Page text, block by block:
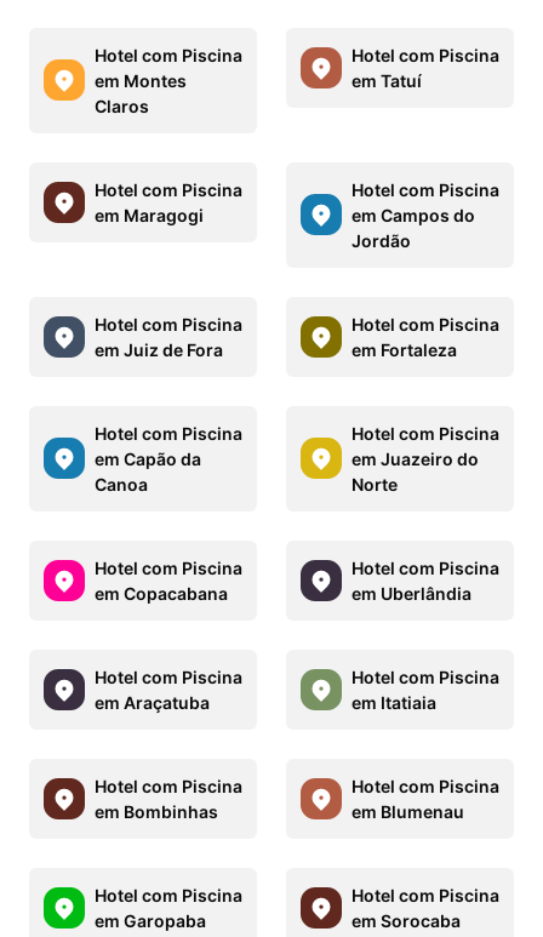
Hotel com Piscina
em Montes
Claros
Hotel com Piscina
em Tatuí
Hotel com Piscina
em Maragogi
Hotel com Piscina
em Campos do
Jordão
Hotel com Piscina
em Juiz de Fora
Hotel com Piscina
em Fortaleza
Hotel com Piscina
em Capão da
Canoa
Hotel com Piscina
em Juazeiro do
Norte
Hotel com Piscina
em Copacabana
Hotel com Piscina
em Uberlândia
Hotel com Piscina
em Araçatuba
Hotel com Piscina
em Itatiaia
Hotel com Piscina
em Bombinhas
Hotel com Piscina
em Blumenau
Hotel com Piscina
em Garopaba
Hotel com Piscina
em Sorocaba